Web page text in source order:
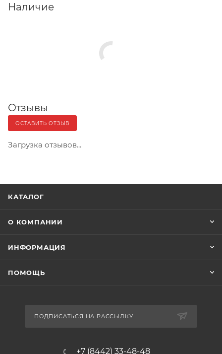
Наличие
Отзывы
ОСТАВИТЬ ОТЗЫВ
Загрузка отзывов...
КАТАЛОГ
О КОМПАНИИ
ИНФОРМАЦИЯ
ПОМОЩЬ
ПОДПИСАТЬСЯ НА РАССЫЛКУ
+7 (8442) 33-48-48